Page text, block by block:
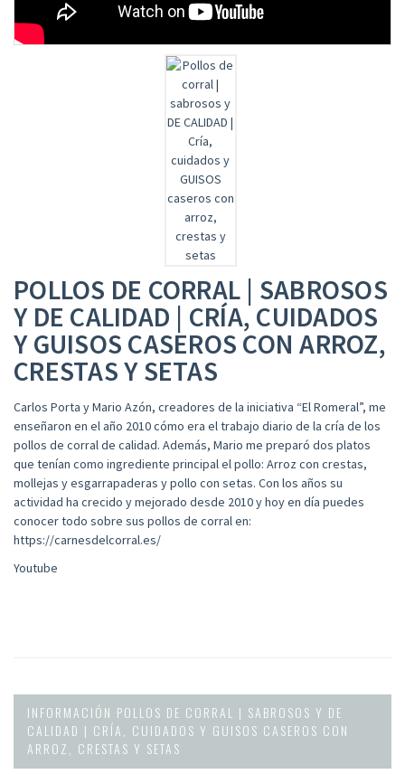
POLLOS DE CORRAL | SABROSOS
Y DE CALIDAD | CRÍA, CUIDADOS
Y GUISOS CASEROS CON ARROZ,
CRESTAS Y SETAS
Carlos Porta y Mario Azón, creadores de la iniciativa “El Romeral”, me
enseñaron en el año 2010 cómo era el trabajo diario de la cría de los
pollos de corral de calidad. Además, Mario me preparó dos platos
que tenían como ingrediente principal el pollo: Arroz con crestas,
mollejas y esgarrapaderas y pollo con setas. Con los años su
actividad ha crecido y mejorado desde 2010 y hoy en día puedes
conocer todo sobre sus pollos de corral en:
https://carnesdelcorral.es/
Youtube
INFORMACIÓN POLLOS DE CORRAL | SABROSOS Y DE
CALIDAD | CRÍA, CUIDADOS Y GUISOS CASEROS CON
ARROZ, CRESTAS Y SETAS